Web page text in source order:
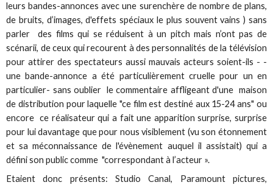
leurs bandes-annonces avec une surenchère de nombre de plans,
de bruits, d’images, d'effets spéciaux le plus souvent vains ) sans
parler des films qui se réduisent à un pitch mais n’ont pas de
scénarii, de ceux qui recourent à des personnalités de la télévision
pour attirer des spectateurs aussi mauvais acteurs soient-ils - -
une bande-annonce a été particulièrement cruelle pour un en
particulier- sans oublier le commentaire affligeant d'une maison
de distribution pour laquelle "ce film est destiné aux 15-24 ans" ou
encore ce réalisateur qui a fait une apparition surprise, surprise
pour lui davantage que pour nous visiblement (vu son étonnement
et sa méconnaissance de l'évènement auquel il assistait) qui a
défini son public comme "correspondant à l’acteur ».
Etaient donc présents: Studio Canal, Paramount pictures,